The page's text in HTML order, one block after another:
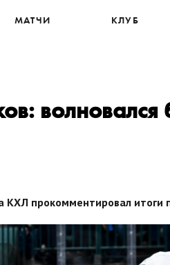
МАТЧИ КЛУБ
волновался
КХЛ прокомментировал итоги